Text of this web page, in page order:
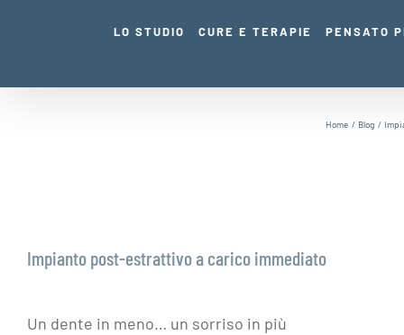
LO STUDIO CURE E TERAPIE PENSATO
Home Blog
Impianto post-estrattivo a carico immediato
Un dente in meno… un sorriso in più